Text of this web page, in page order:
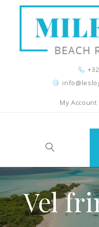
My Account
Vel